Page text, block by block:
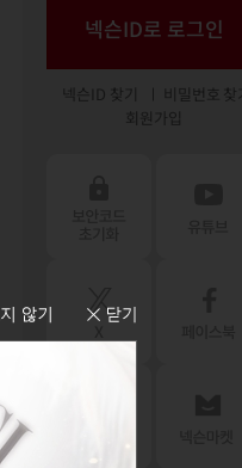
넥슨ID로 로그인
넥슨ID 찾기
비밀번호 찾기
회원가입